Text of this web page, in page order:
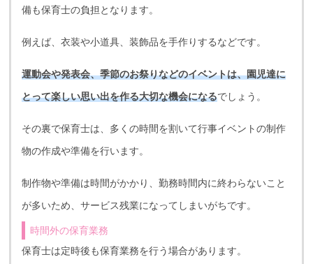
備も保育士の負担となります。
例えば、衣装や小道具、装飾品を手作りするなどです。
運動会や発表会、季節のお祭りなどのイベントは、園児達に
とって楽しい思い出を作る大切な機会になるでしょう。
その裏で保育士は、多くの時間を割いて行事イベントの制作
物の作成や準備を行います。
制作物や準備は時間がかかり、勤務時間内に終わらないこと
が多いため、サービス残業になってしまいがちです。
時間外の保育業務
保育士は定時後も保育業務を行う場合があります。